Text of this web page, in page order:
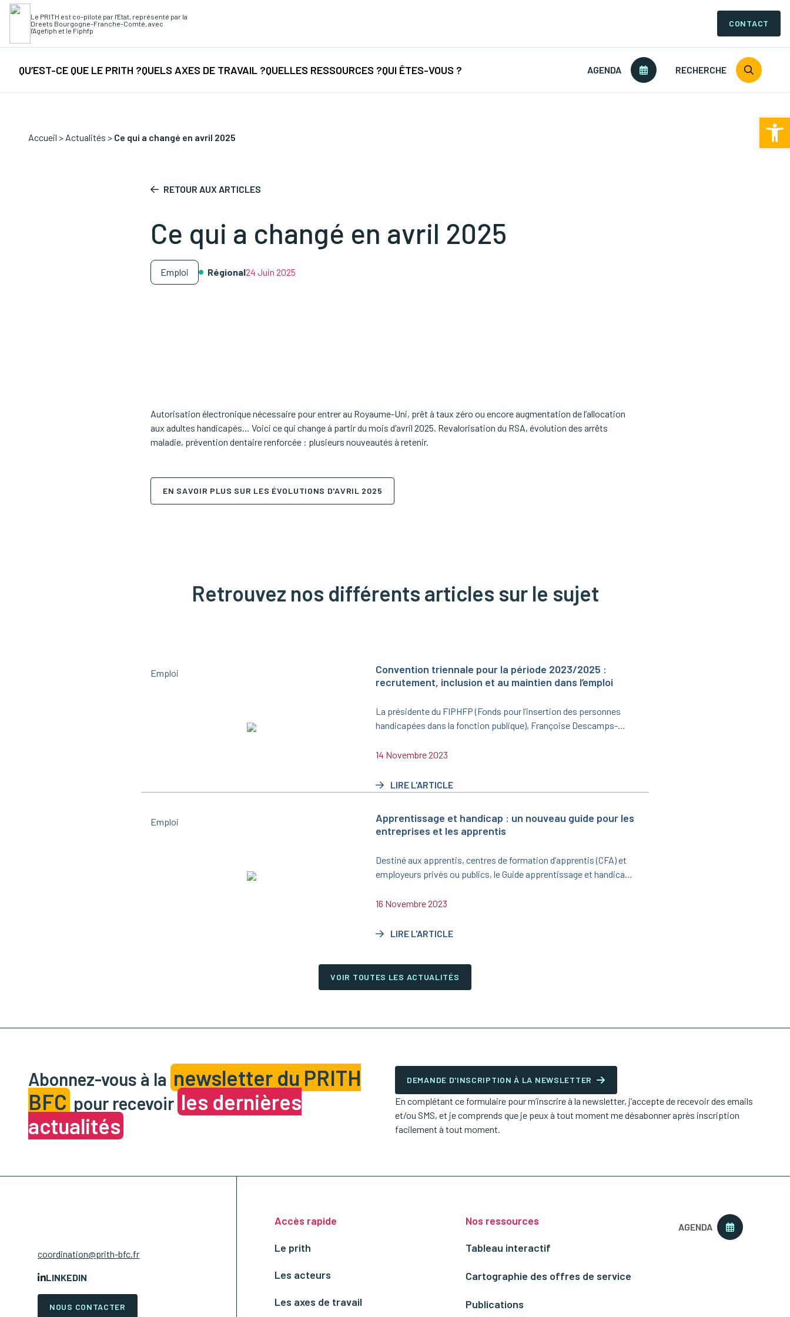
Le PRITH est co-piloté par l'Etat, représenté par la
Dreets Bourgogne-Franche-Comté, avec
l'Agefiph et le Fiphfp
CONTACT
QU’EST-CE QUE LE PRITH ?QUELS AXES DE TRAVAIL ?QUELLES RESSOURCES ?QUI ÊTES-VOUS ? AGENDA RECHERCHE
Collectes/Financement/Nouvelles législations/Formations/...
Accueil > Actualités > Ce qui a changé en avril 2025
RETOUR AUX ARTICLES
Ce qui a changé en avril 2025
Emploi Régional24 Juin 2025
Autorisation électronique nécessaire pour entrer au Royaume-Uni, prêt à taux zéro ou encore augmentation de l’allocation
aux adultes handicapés… Voici ce qui change à partir du mois d’avril 2025. Revalorisation du RSA, évolution des arrêts
maladie, prévention dentaire renforcée : plusieurs nouveautés à retenir.
EN SAVOIR PLUS SUR LES ÉVOLUTIONS D'AVRIL 2025
Retrouvez nos différents articles sur le sujet
Emploi
Convention triennale pour la période 2023/2025 :
recrutement, inclusion et au maintien dans l’emploi
La présidente du FIPHFP (Fonds pour l’insertion des personnes
handicapées dans la fonction publique), Françoise Descamps-
la Souveraineté alimentaire, Cécile Bigot-Dekeyzer, ont signé le 19
2023/2025.
14 Novembre 2023
LIRE L'ARTICLE
Emploi
Apprentissage et handicap : un nouveau guide pour les
entreprises et les apprentis
Destiné aux apprentis, centres de formation d’apprentis (CFA) et
employeurs privés ou publics, le Guide apprentissage et handicap
avec l’appui de l’Agefiph et du FIPHFP, vise à informer et
aménagé.
16 Novembre 2023
LIRE L'ARTICLE
VOIR TOUTES LES ACTUALITÉS
Abonnez-vous à la newsletter du PRITH
BFC pour recevoir les dernières
actualités
DEMANDE D'INSCRIPTION À LA NEWSLETTER
En complétant ce formulaire pour m’inscrire à la newsletter, j’accepte de recevoir des emails
et/ou SMS, et je comprends que je peux à tout moment me désabonner après inscription
facilement à tout moment.
coordination@prith-bfc.fr
LINKEDIN
NOUS CONTACTER
Accès rapide
Le prith
Les acteurs
Les axes de travail
Nos ressources
Tableau interactif
Cartographie des offres de service
Publications
AGENDA